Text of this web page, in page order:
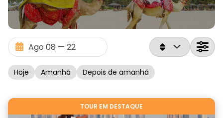
Hoje Amanhã Depois de amanhã
TOUR EM DESTAQUE